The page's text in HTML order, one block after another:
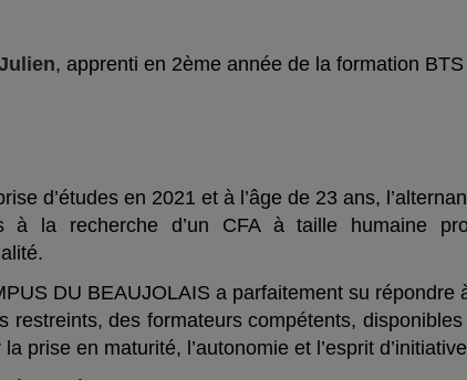
, apprenti en 2ème année de la formation
d’études en 2021 et à l’âge de 23 ans,
à la recherche d’un CFA à taille humaine
DU BEAUJOLAIS a parfaitement su répondre
restreints, des formateurs compétents,
prise en maturité, l’autonomie et l’esprit